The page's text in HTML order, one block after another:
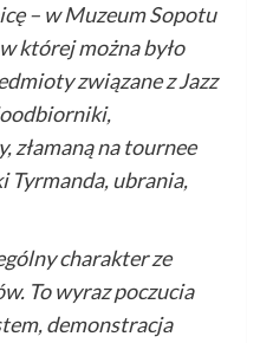
– w Muzeum Sopotu
której można było
związane z Jazz
złamaną na tournee
Tyrmanda, ubrania,
charakter ze
To wyraz poczucia
demonstracja